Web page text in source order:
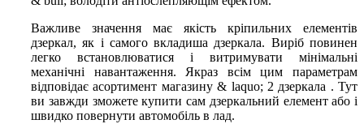
Важливе значення має якість кріпильних елементів
дзеркал, як і самого вкладиша дзеркала. Виріб повинен
легко встановлюватися і витримувати мінімальні
механічні навантаження. Якраз всім цим параметрам
відповідає асортимент магазину & ​​laquo; 2 дзеркала . Тут
ви завжди зможете купити сам дзеркальний елемент або і
швидко повернути автомобіль в лад.